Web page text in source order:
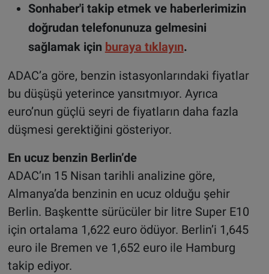
Sonhaber'i takip etmek ve haberlerimizin
doğrudan telefonunuza gelmesini
sağlamak için buraya tıklayın.
ADAC’a göre, benzin istasyonlarındaki fiyatlar
bu düşüşü yeterince yansıtmıyor. Ayrıca
euro’nun güçlü seyri de fiyatların daha fazla
düşmesi gerektiğini gösteriyor.
En ucuz benzin Berlin’de
ADAC’ın 15 Nisan tarihli analizine göre,
Almanya’da benzinin en ucuz olduğu şehir
Berlin. Başkentte sürücüler bir litre Super E10
için ortalama 1,622 euro ödüyor. Berlin’i 1,645
euro ile Bremen ve 1,652 euro ile Hamburg
takip ediyor.